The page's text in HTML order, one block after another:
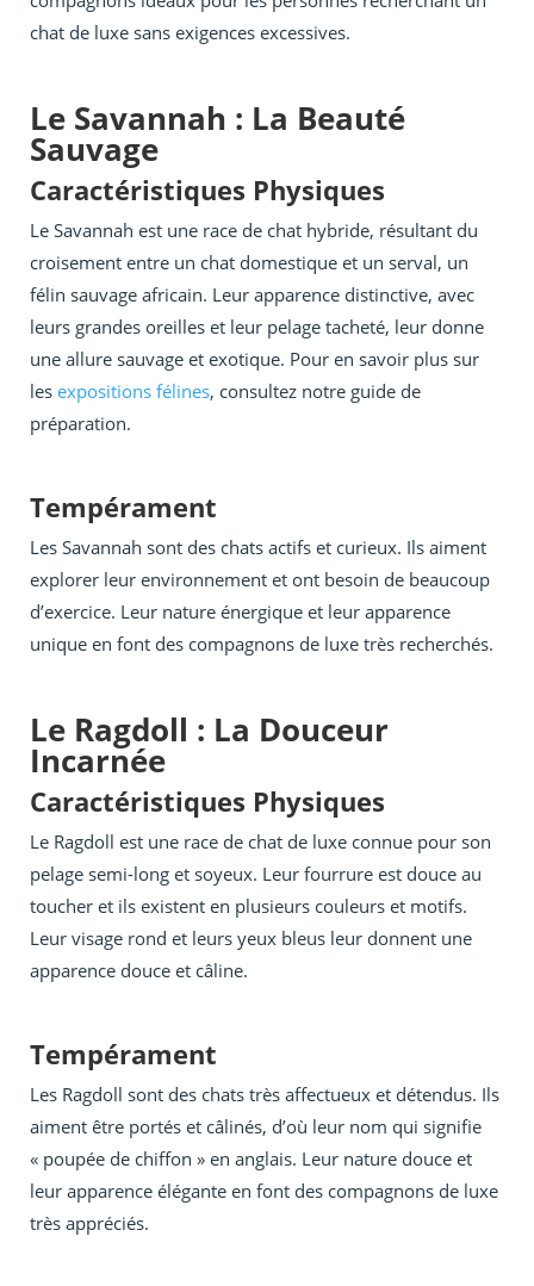
chat de luxe sans exigences excessives.
Le Savannah : La Beauté
Sauvage
Caractéristiques Physiques
Le Savannah est une race de chat hybride, résultant du
croisement entre un chat domestique et un serval, un
félin sauvage africain. Leur apparence distinctive, avec
leurs grandes oreilles et leur pelage tacheté, leur donne
une allure sauvage et exotique. Pour en savoir plus sur
les expositions félines, consultez notre guide de
préparation.
Tempérament
Les Savannah sont des chats actifs et curieux. Ils aiment
explorer leur environnement et ont besoin de beaucoup
d’exercice. Leur nature énergique et leur apparence
unique en font des compagnons de luxe très recherchés.
Le Ragdoll : La Douceur
Incarnée
Caractéristiques Physiques
Le Ragdoll est une race de chat de luxe connue pour son
pelage semi-long et soyeux. Leur fourrure est douce au
toucher et ils existent en plusieurs couleurs et motifs.
Leur visage rond et leurs yeux bleus leur donnent une
apparence douce et câline.
Tempérament
Les Ragdoll sont des chats très affectueux et détendus. Ils
aiment être portés et câlinés, d’où leur nom qui signifie
« poupée de chiffon » en anglais. Leur nature douce et
leur apparence élégante en font des compagnons de luxe
très appréciés.